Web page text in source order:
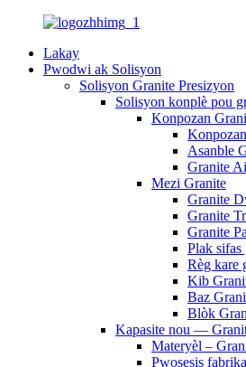
Lakay
Pwodwi ak Solisyon
Solisyon Granite Presizyon
Solisyon konplè pou
Konpozan
Asanble
Granite
Mezi Granite
Granite
Granite
Granite
Plak sifas
Règ kare
Kib
Baz
Blòk
Kapasite nou —
Materyèl –
Pwosesis